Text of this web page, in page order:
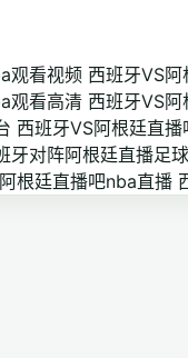
观看视频 西班牙VS
观看高清 西班牙VS
西班牙VS阿根廷直
牙对阵阿根廷直播足
根廷直播吧nba直播